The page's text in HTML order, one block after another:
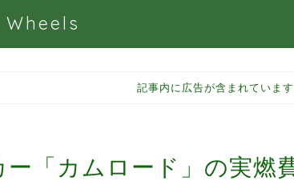
記事内に広告が含まれています
「カムロード」の実燃